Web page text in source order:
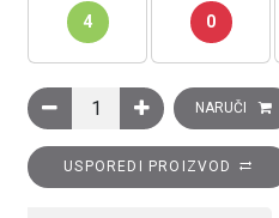
4 0
Kućište konektora, B6
NARUČI
USPOREDI PROIZVOD